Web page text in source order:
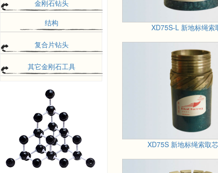
金刚石钻头
结构
复合片钻头
其它金刚石工具
XD75S-L 新地标绳索
XD75S 新地标绳索取